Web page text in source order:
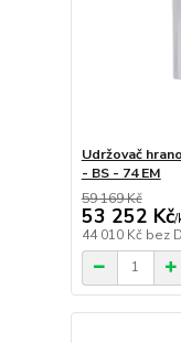
Udržovač
- BS - 74 EM
59 169 Kč
53 252 Kč/
44 010 Kč bez